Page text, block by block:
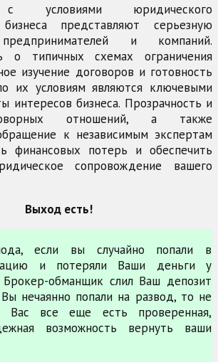
с условиями юридического
представляют серьезную
и компаний.
о типичных схемах ограничения
изучение договоров и готовность
их условиям являются ключевыми
интересов бизнеса. Прозрачность и
отношений, а также
к независимым экспертам
финансовых потерь и обеспечить
сопровождение вашего
Выход есть!
если вы случайно попали в
и потеряли Ваши деньги у
обманщик слил Ваш депозит
нечаянно попали на развод, то не
Вас все еще есть проверенная,
возможность вернуть ваши